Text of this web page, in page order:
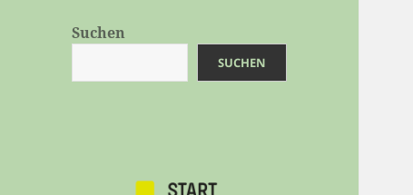
Suchen
SUCHEN